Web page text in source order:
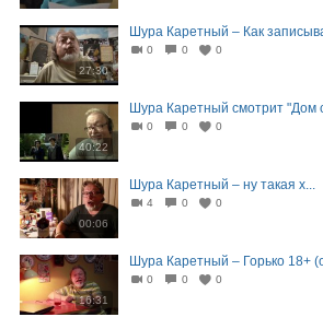
27:30
Шура Каретный – Как
0 0 0
40:22
Шура Каретный смотрит "Дом
0 0 0
00:06
Шура Каретный – ну такая х...
4 0 0
16:31
Шура Каретный – Горько 18+
0 0 0